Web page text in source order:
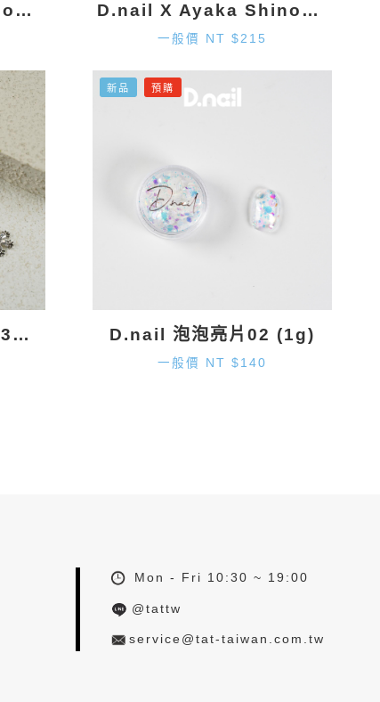
D.nail X Ayaka Shinohara 雪花墜飾-金色 (2入) D.nail X Ayaka Shinohara 十字墜飾-金色 (2入)
一般價 NT $215
D.nail 雪花鑽飾 DS-131 (9.7mm×8.2mm) 2入
新品 預購
D.nail 泡泡亮片02 (1g)
一般價 NT $140
Mon - Fri 10:30 ~ 19:00
@tattw
service@tat-taiwan.com.tw